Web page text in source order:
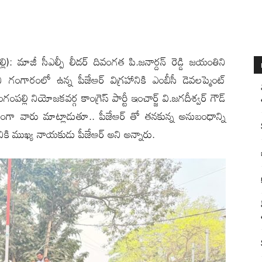
మాజీ సీఎల్పీ లీడర్ దివంగత పి.జనార్దన్ రెడ్డి జయంతిని
గంగారంలో ఉన్న పీజేఆర్ విగ్రహానికి ఎంబీసీ డెవలప్మెంట్
నియోజకవర్గ కాంగ్రెస్ పార్టీ ఇంచార్జ్ వి.జగదీశ్వర్ గౌడ్
వారు మాట్లాడుతూ.. పీజేఆర్‌ తో తనకున్న అనుబంధాన్ని
ముఖ్య నాయకుడు పీజేఆర్ అని అన్నారు.